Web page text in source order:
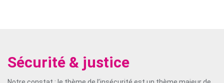
Sécurité & justice